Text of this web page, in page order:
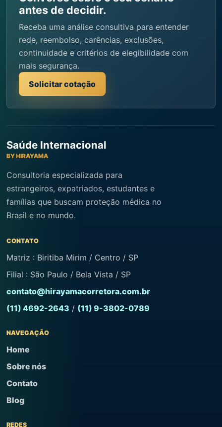
antes de decidir.
Receba uma análise consultiva para entender
rede, reembolso, carências, exclusões,
continuidade e critérios de elegibilidade com
mais segurança.
Solicitar cotação
Saúde Internacional
BY HIRAYAMA
Consultoria especializada para
estrangeiros, expatriados, estudantes e
famílias que buscam proteção médica no
Brasil e no mundo.
CONTATO
Matriz : Biritiba Mirim / Centro / SP
Filial : São Paulo / Bela Vista / SP
contato@hirayamacorretora.com.br
(11) 4692-2643 / (11) 9-3802-0789
NAVEGAÇÃO
Home
Sobre nós
Contato
Blog
REDES